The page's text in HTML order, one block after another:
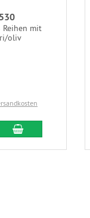
Reihen mit
oliv
In den Warenkorb